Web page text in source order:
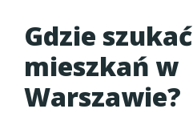
Gdzie szukać
mieszkań w
Warszawie?